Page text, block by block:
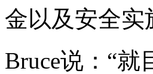
金以及安全
Bruce说：“